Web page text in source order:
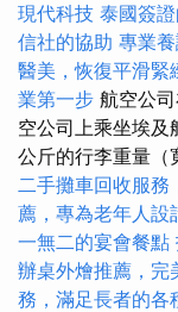
現代科技 泰國簽
信社的協助 專業
醫美，恢復平滑緊
業第一步 航空公
空公司上乘坐埃
公斤的行李重量（
二手攤車回收服務
薦，專為老年人設
一無二的宴會餐點
辦桌外燴推薦，完
務，滿足長者的各